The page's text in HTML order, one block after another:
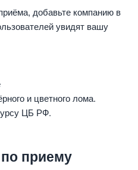
добавьте компанию в
увидят вашу
и цветного лома.
ЦБ РФ.
приему